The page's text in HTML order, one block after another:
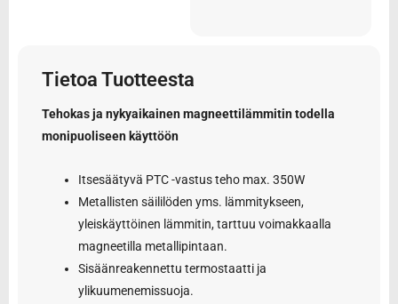
Tietoa Tuotteesta
Tehokas ja nykyaikainen magneettilämmitin todella
monipuoliseen käyttöön
Itsesäätyvä PTC -vastus teho max. 350W
Metallisten säililöden yms. lämmitykseen,
yleiskäyttöinen lämmitin, tarttuu voimakkaalla
magneetilla metallipintaan.
Sisäänreakennettu termostaatti ja
ylikuumenemissuoja.